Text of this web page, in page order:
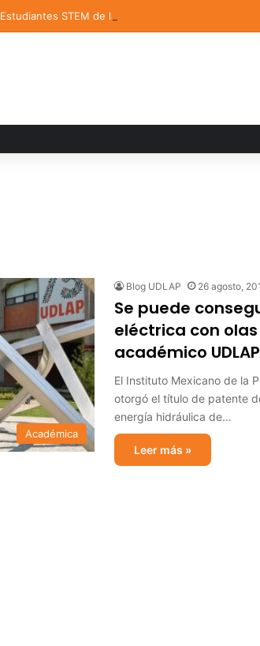
Estudiantes STEM de la UDLAP destacan en el
Académica
Blog UDLAP 26 agosto,
Se puede
eléctrica con
académico UDLAP
El Instituto Mexicano de la
otorgó el título de patente
energía hidráulica de…
Leer más »